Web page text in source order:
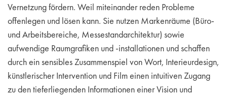
Vernetzung fördern. Weil miteinander reden Probleme
offenlegen und lösen kann. Sie nutzen Markenräume (Büro-
und Arbeitsbereiche, Messestandarchitektur) sowie
aufwendige Raumgrafiken und -installationen und schaffen
durch ein sensibles Zusammenspiel von Wort, Interieurdesign,
künstlerischer Intervention und Film einen intuitiven Zugang
zu den tieferliegenden Informationen einer Vision und